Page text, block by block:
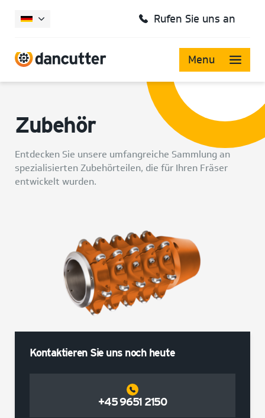
Rufen Sie uns an
Menu
Zubehör
Entdecken Sie unsere umfangreiche Sammlung an
spezialisierten Zubehörteilen, die für Ihren Fräser
entwickelt wurden.
Kontaktieren Sie uns noch heute
+45 9651 2150